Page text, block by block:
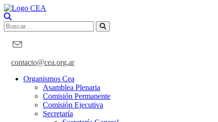
contacto@cea.org.ar
Organismos Cea
Asamblea Plenaria
Comisión Permanente
Comisión Ejecutiva
Secretaría